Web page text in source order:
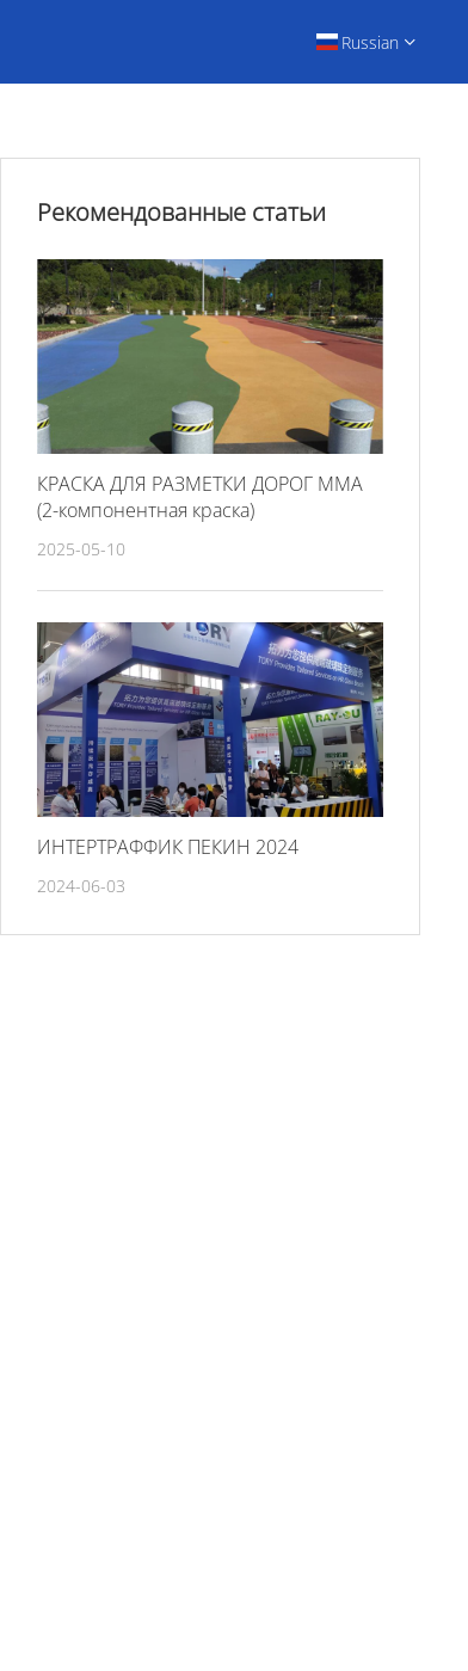
Russian
Рекомендованные статьи
КРАСКА ДЛЯ РАЗМЕТКИ ДОРОГ ММА
(2-компонентная краска)
2025-05-10
ИНТЕРТРАФФИК ПЕКИН 2024
2024-06-03